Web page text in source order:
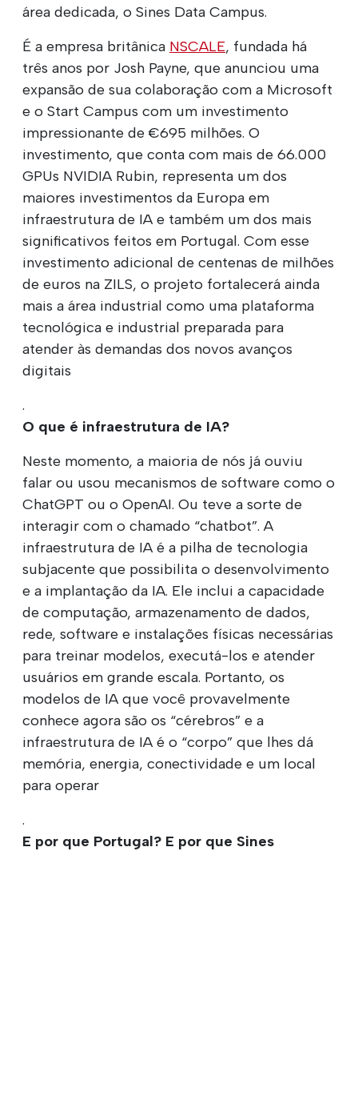
área dedicada, o Sines Data Campus.
É a empresa britânica NSCALE, fundada há
três anos por Josh Payne, que anunciou uma
expansão de sua colaboração com a Microsoft
e o Start Campus com um investimento
impressionante de €695 milhões. O
investimento, que conta com mais de 66.000
GPUs NVIDIA Rubin, representa um dos
maiores investimentos da Europa em
infraestrutura de IA e também um dos mais
significativos feitos em Portugal. Com esse
investimento adicional de centenas de milhões
de euros na ZILS, o projeto fortalecerá ainda
mais a área industrial como uma plataforma
tecnológica e industrial preparada para
atender às demandas dos novos avanços
digitais
.
O que é infraestrutura de IA?
Neste momento, a maioria de nós já ouviu
falar ou usou mecanismos de software como o
ChatGPT ou o OpenAI. Ou teve a sorte de
interagir com o chamado “chatbot”. A
infraestrutura de IA é a pilha de tecnologia
subjacente que possibilita o desenvolvimento
e a implantação da IA. Ele inclui a capacidade
de computação, armazenamento de dados,
rede, software e instalações físicas necessárias
para treinar modelos, executá-los e atender
usuários em grande escala. Portanto, os
modelos de IA que você provavelmente
conhece agora são os “cérebros” e a
infraestrutura de IA é o “corpo” que lhes dá
memória, energia, conectividade e um local
para operar
.
E por que Portugal? E por que Sines